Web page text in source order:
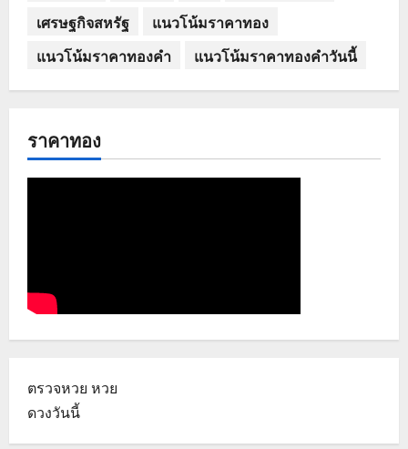
เศรษฐกิจสหรัฐ
แนวโน้มราคาทอง
แนวโน้มราคาทองคำ
แนวโน้มราคาทองคำวันนี้
ราคาทอง
ตรวจหวย หวย
ดวงวันนี้